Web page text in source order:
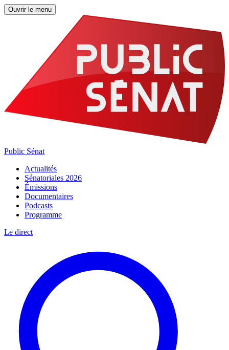
Ouvrir le menu
Public Sénat
Actualités
Sénatoriales 2026
Émissions
Documentaires
Podcasts
Programme
Le direct